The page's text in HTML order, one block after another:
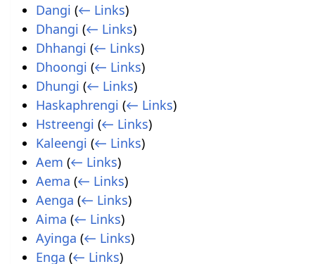
Dangi (← Links)
Dhangi (← Links)
Dhhangi (← Links)
Dhoongi (← Links)
Dhungi (← Links)
Haskaphrengi (← Links)
Hstreengi (← Links)
Kaleengi (← Links)
Aem (← Links)
Aema (← Links)
Aenga (← Links)
Aima (← Links)
Ayinga (← Links)
Enga (← Links)